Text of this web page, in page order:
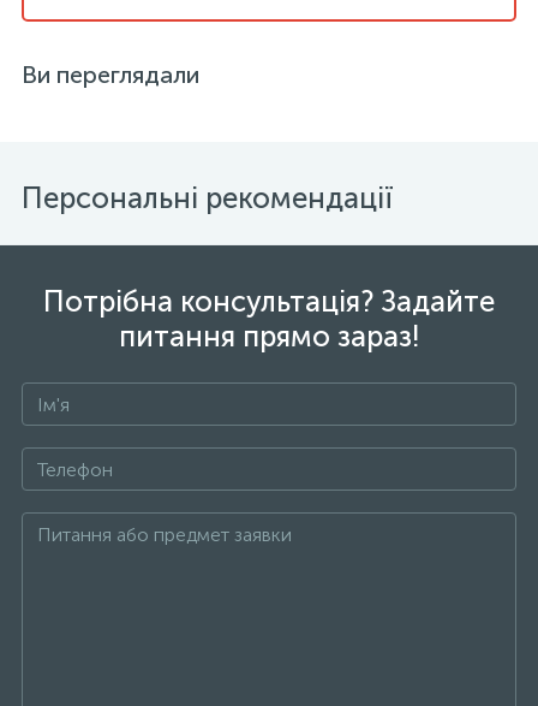
Ви переглядали
Персональні рекомендації
Потрібна консультація? Задайте
питання прямо зараз!